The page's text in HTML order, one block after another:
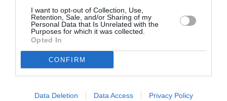
I want to opt-out of Collection, Use,
Retention, Sale, and/or Sharing of my
Personal Data that Is Unrelated with the
Purposes for which it was collected.
Opted In
CONFIRM
Data Deletion Data Access Privacy Policy
RÉPONDRE
LAISSER UN COMMENTAIRE